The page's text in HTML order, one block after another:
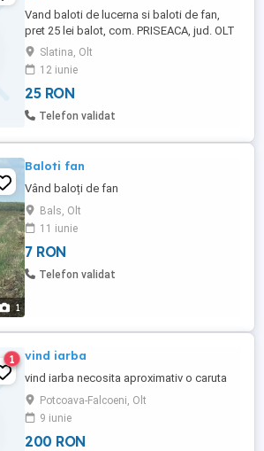
Vand baloti de lucerna si baloti de fan,
pret 25 lei balot, com. PRISEACA, jud. OLT
Slatina, Olt
12 iunie
25 RON
Telefon validat
1
Baloti fan
Vând baloți de fan
Bals, Olt
11 iunie
7 RON
Telefon validat
1 vind iarba
vind iarba necosita aproximativ o caruta
Potcoava-Falcoeni, Olt
9 iunie
200 RON